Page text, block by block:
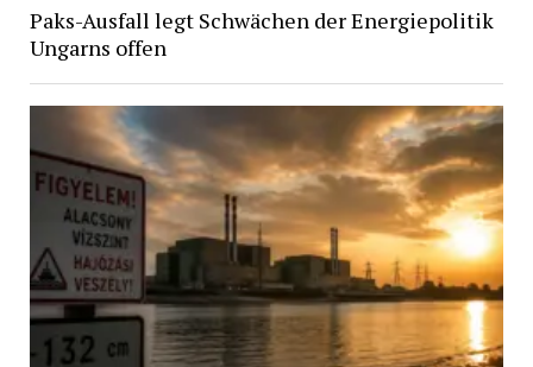
Paks-Ausfall legt Schwächen der Energiepolitik
Ungarns offen